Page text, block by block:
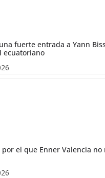
fuerte entrada a Yann
ecuatoriano
el que Enner Valencia no